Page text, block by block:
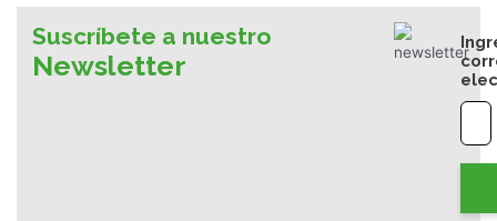
Suscríbete a nuestro
Newsletter